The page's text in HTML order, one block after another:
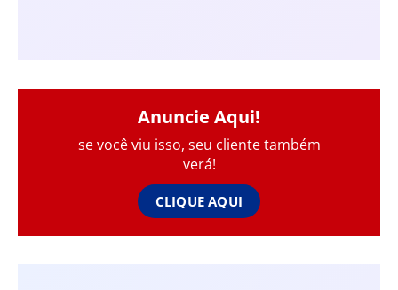
Anuncie Aqui!
se você viu isso, seu cliente também
verá!
CLIQUE AQUI